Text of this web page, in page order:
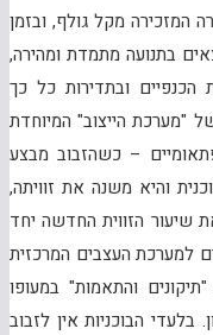
המזכירה מקל גולף, ובזמן
בתנועה מתמדת ומהירה,
הכנפיים ובתדירות כל כך
"מערכת הייצוב" המיוחדת
פתאומיים – כשהזבוב מבצע
והיא משנה את זוויתה,
שיעור הזווית החדשה יחד
למערכת העצבים המרכזית
והתאמות" במעופו
הבוכניות אין לזבוב